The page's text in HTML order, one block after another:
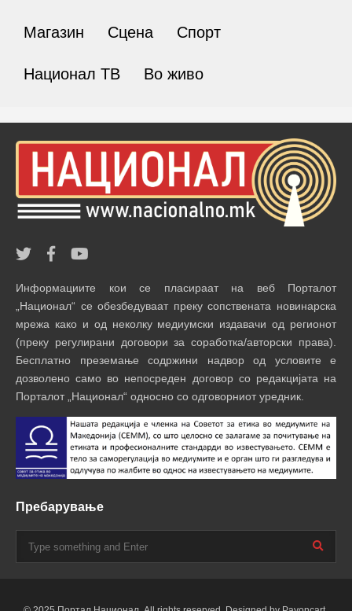
Магазин Сцена Спорт
Национал ТВ Во живо
Информациите кои се пласираат на веб Порталот
„Национал“ се обезбедуваат преку сопствената новинарска
мрежа како и од неколку медиумски издавачи од регионот
(преку регулирани договори за соработка/авторски права).
Бесплатно преземање содржини надвор од условите е
дозволено само во непосреден договор со редакцијата на
Порталот „Национал“ односно со одговорниот уредник.
Пребарување